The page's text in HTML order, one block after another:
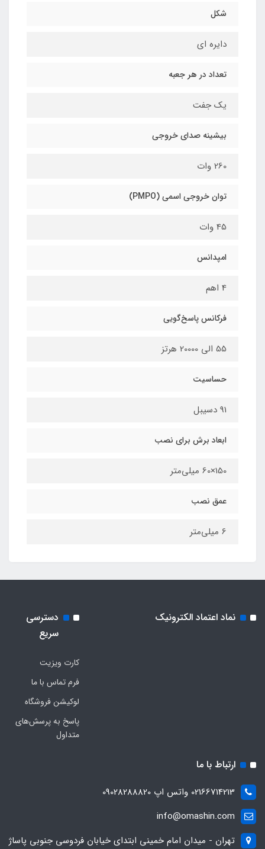
شکل
دایره ای
تعداد در هر جعبه
یک جفت
بیشینه صدای خروجی
260 وات
توان خروجی اسمی (PMPO)
45 وات
امپدانس
4 اهم
فرکانس پاسخ‌گویی
55 الی 20000 هرتز
حساسیت
91 دسیبل
ابعاد برش برای نصب
150×60 میلی‌متر
عمق نصب
6 میلی‌متر
نماد اعتماد الکترونیک
دسترسی
سریع
کارت ویزیت
فرم تماس با ما
لوکیشن فروشگاه
پاسخ به پرسش‌های
متداول
ارتباط با ما
02166714213 واتس اپ 09028288820
info@omashin.com
تهران - میدان امام خمینی ابتدای خیابان فردوسی جنوبی پاساژ